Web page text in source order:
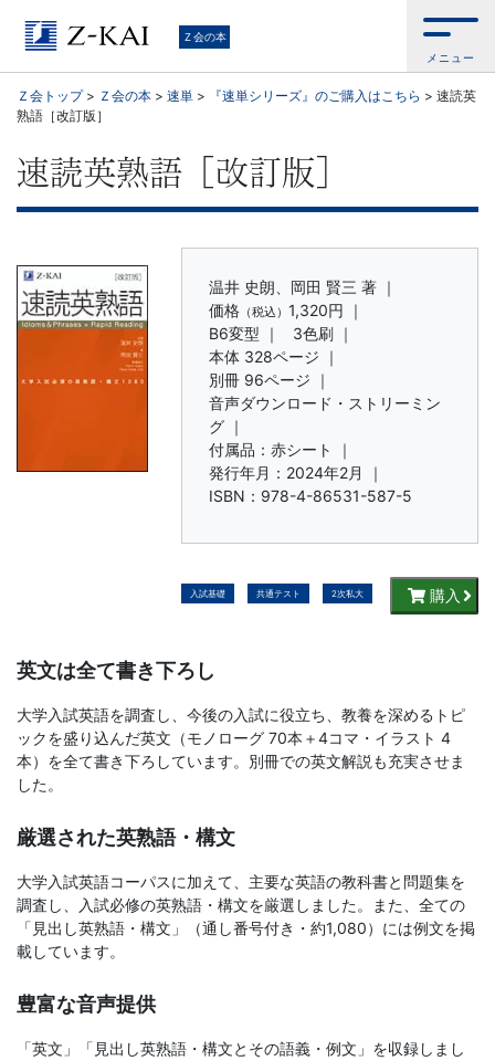
学
習
参
考
か
ら、
語
小
学
生
向
け
書
文
Ｚ会の本
メニュー
Ｚ会トップ> Ｚ会の本 > 速単 > 『速単シリーズ』のご購入はこちら > 速読英
熟語［改訂版］
速読英熟語［改訂版］
温井 史朗、岡田 賢三 著 ｜
価格 （税込）1,320円 ｜
B6変型 ｜
3色刷 ｜
本体 328ページ ｜
別冊 96ページ ｜
音声ダウンロード・ストリーミン
グ ｜
付属品：赤シート ｜
発行年月：2024年2月 ｜
ISBN：978-4-86531-587-5
入試基礎 共通テスト 2次私大 購入
英文は全て書き下ろし
大学入試英語を調査し、今後の入試に役立ち、教養を深めるトピ
ックを盛り込んだ英文（モノローグ 70本＋4コマ・イラスト 4
本）を全て書き下ろしています。別冊での英文解説も充実させま
した。
厳選された英熟語・構文
大学入試英語コーパスに加えて、主要な英語の教科書と問題集を
調査し、入試必修の英熟語・構文を厳選しました。また、全ての
「見出し英熟語・構文」（通し番号付き・約1,080）には例文を掲
載しています。
豊富な音声提供
「英文」「見出し英熟語・構文とその語義・例文」を収録しまし